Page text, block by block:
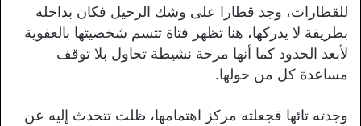
للقطارات، وجد قطارا على وشك الرحيل فكان بداخله
بطريقة لا يدركها، هنا تظهر فتاة تتسم شخصيتها بالعفوية
لأبعد الحدود كما أنها مرحة نشيطة تحاول بلا توقف
مساعدة كل من حولها.
وجدته تائها فجعلته مركز اهتمامها، ظلت تتحدث إليه عن